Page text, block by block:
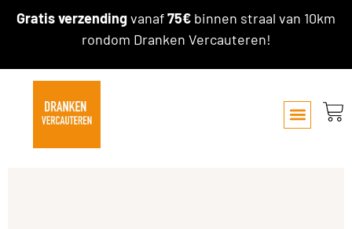
Gratis verzendingvanaf75€ binnen straal van 10km
rondom Dranken Vercauteren!